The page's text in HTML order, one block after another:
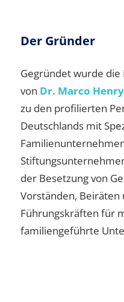
Der Gründer
Gegründet wurde
von Dr. Marco
zu den profilierten
Deutschlands mit
der Besetzung von
Vorständen, Beiräten
Führungskräften für
familiengeführte